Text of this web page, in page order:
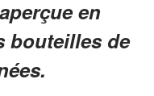
en
bouteilles de